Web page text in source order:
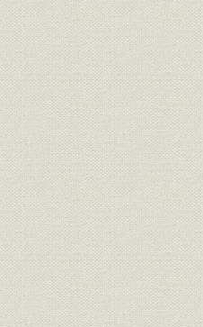
経営者 創業者
経営者 歴代
役員 現役員